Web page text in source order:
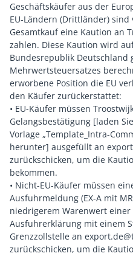
Geschäftskäufer aus der
EU-Ländern (Drittländer)
Gesamtkauf eine Kaution an
zahlen. Diese Kaution wird
Bundesrepublik Deutschland
Mehrwertsteuersatzes
erworbene Position die EU
den Käufer zurückerstattet:
• EU-Käufer müssen
Gelangsbestätigung [laden
Vorlage „Template_Intra-
herunter] ausgefüllt an
zurückschicken, um die
bekommen.
• Nicht-EU-Käufer müssen
Ausfuhrmeldung (EX-A mit
niedrigerem Warenwert einer
Ausfuhrerklärung mit einem
Grenzzollstelle an
zurückschicken, um die